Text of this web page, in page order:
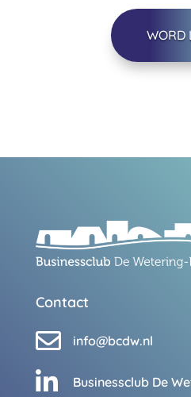
WORD
Contact
 info@bcdw.nl
 Businessclub De